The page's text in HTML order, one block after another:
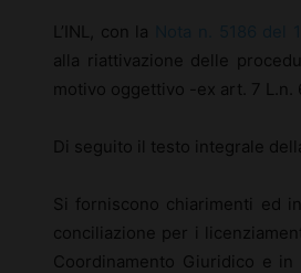
L’INL, con la
alla riattivazione delle
motivo oggettivo -ex art. 7 L.n.
Di seguito il testo integrale
Si forniscono chiarimenti ed
conciliazione per i
Coordinamento Giuridico e